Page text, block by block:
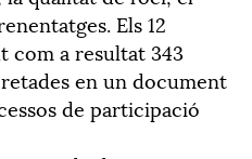
Els 12
com a resultat 343
en un document
de participació